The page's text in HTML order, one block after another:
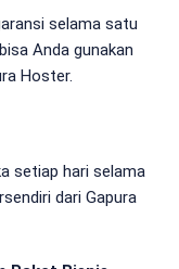
selama satu
Anda gunakan
Hoster.
setiap hari selama
dari Gapura